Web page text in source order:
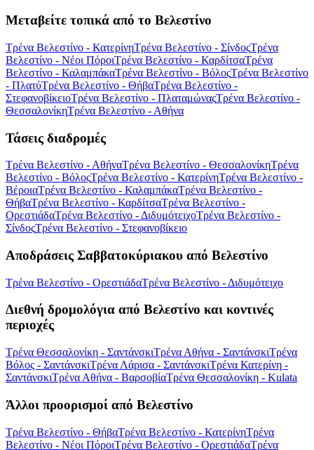
Μεταβείτε τοπικά από το Βελεστίνο
Τρένα Βελεστίνο - ΚατερίνηΤρένα Βελεστίνο - ΣίνδοςΤρένα
Βελεστίνο - Νέοι ΠόροιΤρένα Βελεστίνο - ΚαρδίτσαΤρένα
Βελεστίνο - ΚαλαμπάκαΤρένα Βελεστίνο - ΒόλοςΤρένα Βελεστίνο
- ΠλατύΤρένα Βελεστίνο - ΘήβαΤρένα Βελεστίνο -
ΣτεφανοβίκειοΤρένα Βελεστίνο - ΠλαταμώναςΤρένα Βελεστίνο -
ΘεσσαλονίκηΤρένα Βελεστίνο - Αθήνα
Τάσεις διαδρομές
Τρένα Βελεστίνο - ΑθήναΤρένα Βελεστίνο - ΘεσσαλονίκηΤρένα
Βελεστίνο - ΒόλοςΤρένα Βελεστίνο - ΚατερίνηΤρένα Βελεστίνο -
ΒέροιαΤρένα Βελεστίνο - ΚαλαμπάκαΤρένα Βελεστίνο -
ΘήβαΤρένα Βελεστίνο - ΚαρδίτσαΤρένα Βελεστίνο -
ΟρεστιάδαΤρένα Βελεστίνο - ΔιδυμότειχοΤρένα Βελεστίνο -
ΣίνδοςΤρένα Βελεστίνο - Στεφανοβίκειο
Αποδράσεις Σαββατοκύριακου από Βελεστίνο
Τρένα Βελεστίνο - ΟρεστιάδαΤρένα Βελεστίνο - Διδυμότειχο
Διεθνή δρομολόγια από Βελεστίνο και κοντινές
περιοχές
Τρένα Θεσσαλονίκη - ΣαντάνσκιΤρένα Αθήνα - ΣαντάνσκιΤρένα
Βόλος - ΣαντάνσκιΤρένα Λάρισα - ΣαντάνσκιΤρένα Κατερίνη -
ΣαντάνσκιΤρένα Αθήνα - ΒαρσοβίαΤρένα Θεσσαλονίκη - Kulata
Άλλοι προορισμοί από Βελεστίνο
Τρένα Βελεστίνο - ΘήβαΤρένα Βελεστίνο - ΚατερίνηΤρένα
Βελεστίνο - Νέοι ΠόροιΤρένα Βελεστίνο - ΟρεστιάδαΤρένα